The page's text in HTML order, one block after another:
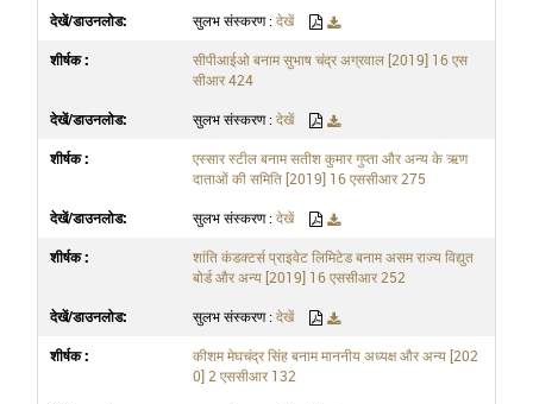
सुलभ संस्करण :देखें
सीपीआईओ बनाम सुभाष चंद्र अग्रवाल [2019] 16 एस
सीआर 424
सुलभ संस्करण : देखें
एस्सार स्टील बनाम सतीश कुमार गुप्ता और अन्य के ऋण
दाताओं की समिति [2019] 16 एससीआर 275
सुलभ संस्करण :देखें
शांति कंडक्टर्स प्राइवेट लिमिटेड बनाम असम राज्य विद्युत
बोर्ड और अन्य [2019] 16 एससीआर 252
सुलभ संस्करण : देखें
कीशम मेघचंद्र सिंह बनाम माननीय अध्यक्ष और अन्य [202
0] 2 एससीआर 132